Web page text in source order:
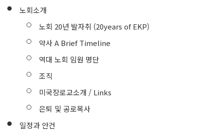
노회소개
노회 20년 발자취 (20years of EKP)
약사 A Brief Timeline
역대 노회 임원 명단
조직
미국장로교소개 / Links
은퇴 및 공로목사
일정과 안건